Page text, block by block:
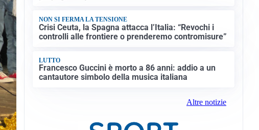
NON SI FERMA LA TENSIONE
Crisi Ceuta, la Spagna attacca l’Italia: “Revochi i
controlli alle frontiere o prenderemo contromisure”
LUTTO
Francesco Guccini è morto a 86 anni: addio a un
cantautore simbolo della musica italiana
Altre notizie